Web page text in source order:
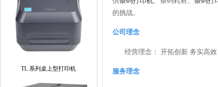
TL 系列桌上型打印机
的挑战。
公司理念
经营理念： 开拓创新 务实高
服务理念